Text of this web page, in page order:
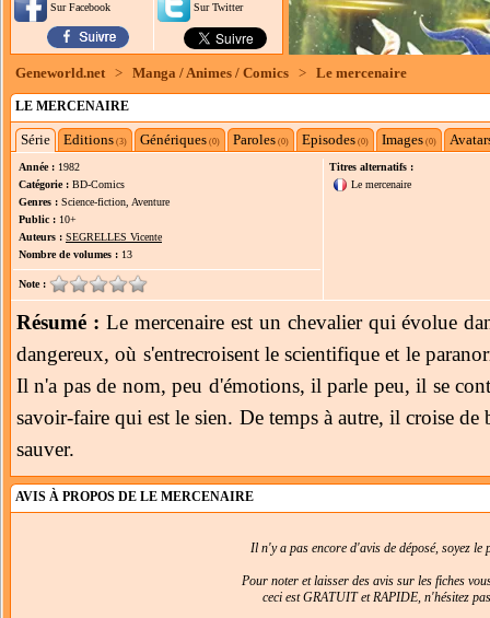
Sur Facebook Sur Twitter
Geneworld.net > Manga / Animes / Comics > Le mercenaire
LE MERCENAIRE
Série Editions (3) Génériques (0) Paroles (0) Episodes (0) Images (0)
Année : 1982
Catégorie : BD-Comics
Genres : Science-fiction, Aventure
Public : 10+
Auteurs : SEGRELLES Vicente
Nombre de volumes : 13
Note :
Titres alternatifs :
Le mercenaire
Résumé : Le mercenaire est un chevalier qui évolue
dangereux, où s'entrecroisent le scientifique et le
Il n'a pas de nom, peu d'émotions, il parle peu, il se
savoir-faire qui est le sien. De temps à autre, il croise
sauver.
AVIS À PROPOS DE LE MERCENAIRE
Il n'y a pas encore d'avis de déposé, soyez
Pour noter et laisser des avis sur les fiches
ceci est GRATUIT et RAPIDE, n'hésitez